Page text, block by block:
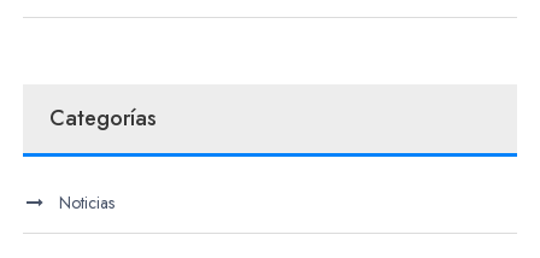
Categorías
Noticias